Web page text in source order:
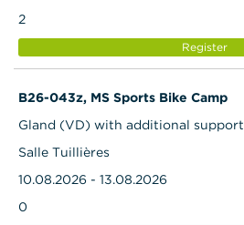
2
Register
B26-043z, MS Sports Bike Camp
Gland (VD) with additional support
Salle Tuillières
10.08.2026 - 13.08.2026
0